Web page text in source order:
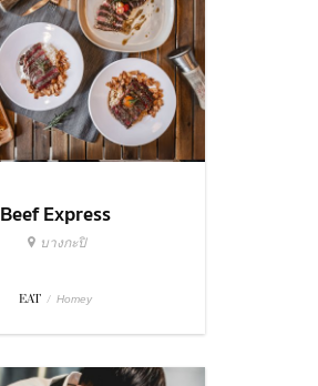
Beef Express
บางกะปิ
EAT / Homey